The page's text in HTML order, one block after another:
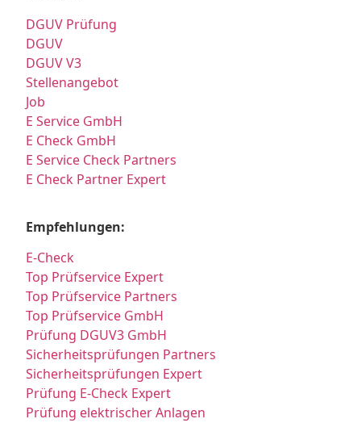
DGUV Prüfung
DGUV
DGUV V3
Stellenangebot
Job
E Service GmbH
E Check GmbH
E Service Check Partners
E Check Partner Expert
Empfehlungen:
E-Check
Top Prüfservice Expert
Top Prüfservice Partners
Top Prüfservice GmbH
Prüfung DGUV3 GmbH
Sicherheitsprüfungen Partners
Sicherheitsprüfungen Expert
Prüfung E-Check Expert
Prüfung elektrischer Anlagen